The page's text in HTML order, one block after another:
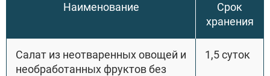
Наименование
Срок
хранения
Салат из неотваренных овощей и
необработанных фруктов без
1,5 суток